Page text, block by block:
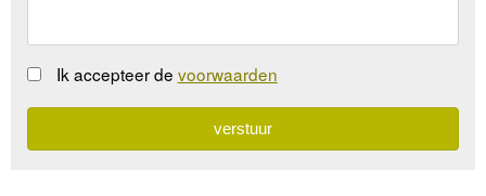
Ik accepteer de voorwaarden